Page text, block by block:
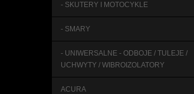
- SKUTERY I MOTOCYKLE
- SMARY
- UNIWERSALNE - ODBOJE / TULEJE /
UCHWYTY / WIBROIZOLATORY
ACURA